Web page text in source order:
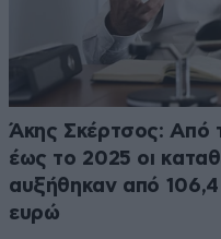
Άκης Σκέρτσος: Από
έως το 2025 οι
αυξήθηκαν από 106,4
ευρώ